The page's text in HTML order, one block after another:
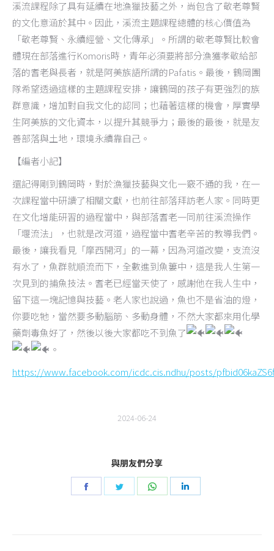
溪流課程除了具有延續在地漁獵技藝之外，尚包含了敬老尊賢
的文化意涵於其中。因此，溪流主題課程總體的核心價值為
「敬老尊賢、永續經營、文化傳承」。所謂的敬老尊賢比較會
體現在部落進行Komoris時，青年必須要將部分漁獲孝敬給部
落的耆老與長者，就是阿美族語所謂的Pafatis。最後，鶴岡團
隊希望透過這樣的主題課程安排，讓鶴岡的孩子有更強烈的族
群意識，增加對自我文化的認同；也藉著這樣的機會，厚實學
生阿美族的文化資本，以提升其競爭力；最後的最後，就是友
善部落與土地，環境永續靠自己。
【編者小記】
還記得剛到鶴岡時，對於漁獵技藝與文化一竅不通的我，在一
次課程當中研讀了相關文獻，也前往部落拜訪老人家。同時更
在文化增能研習的過程當中，與部落耆老一同前往溪流操作
「堰流法」，也就是改河道，過程當中耆老辛苦的教導我們。
最後，讓我看見「摩西開河」的一幕，因為河道改變，支流沒
有水了，魚群就順流而下，全數進到魚簍中，這是我人生第一
次見到的捕魚技法。耆老已經當天使了，感謝他在我人生中，
留下這一塊記憶與技藝。老人家也說過，魚也不是省油的燈，
你要吃牠，當然要多動腦筋、多動身體，不然大家都來用化學
藥劑毒魚好了，然後以後大家都吃不到魚了
。
https://www.facebook.com/icdc.cis.ndhu/posts/
2024-06-24
與朋友們分享
Share
Share
Share